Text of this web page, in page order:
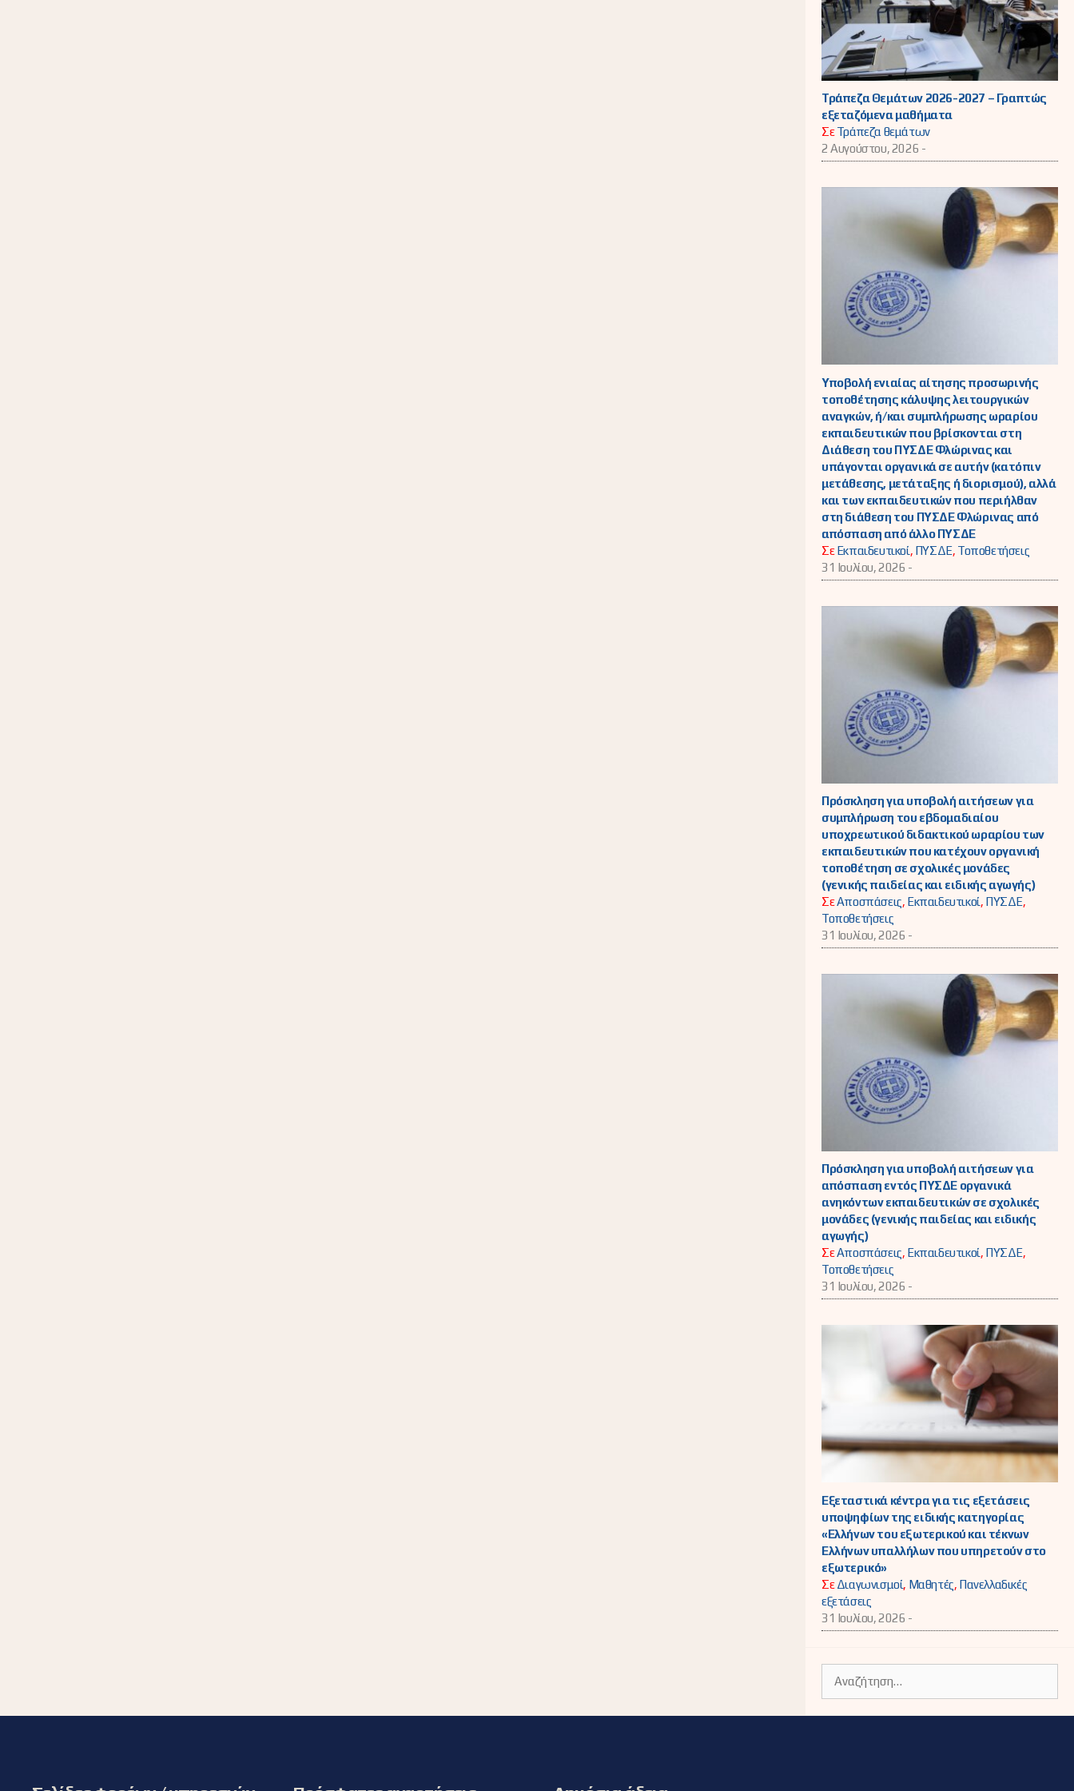
Τράπεζα Θεμάτων 2026-2027 – Γραπτώς
εξεταζόμενα μαθήματα
ΣεΤράπεζα θεμάτων
2 Αυγούστου, 2026 -
Υποβολή ενιαίας αίτησης προσωρινής
τοποθέτησης κάλυψης λειτουργικών
αναγκών, ή/και συμπλήρωσης ωραρίου
εκπαιδευτικών που βρίσκονται στη
Διάθεση του ΠΥΣΔΕ Φλώρινας και
υπάγονται οργανικά σε αυτήν (κατόπιν
μετάθεσης, μετάταξης ή διορισμού), αλλά
και των εκπαιδευτικών που περιήλθαν
στη διάθεση του ΠΥΣΔΕ Φλώρινας από
απόσπαση από άλλο ΠΥΣΔΕ
ΣεΕκπαιδευτικοί, ΠΥΣΔΕ, Τοποθετήσεις
31 Ιουλίου, 2026 -
Πρόσκληση για υποβολή αιτήσεων για
συμπλήρωση του εβδομαδιαίου
υποχρεωτικού διδακτικού ωραρίου των
εκπαιδευτικών που κατέχουν οργανική
τοποθέτηση σε σχολικές μονάδες
(γενικής παιδείας και ειδικής αγωγής)
ΣεΑποσπάσεις, Εκπαιδευτικοί, ΠΥΣΔΕ,
Τοποθετήσεις
31 Ιουλίου, 2026 -
Πρόσκληση για υποβολή αιτήσεων για
απόσπαση εντός ΠΥΣΔΕ οργανικά
ανηκόντων εκπαιδευτικών σε σχολικές
μονάδες (γενικής παιδείας και ειδικής
αγωγής)
ΣεΑποσπάσεις, Εκπαιδευτικοί, ΠΥΣΔΕ,
Τοποθετήσεις
31 Ιουλίου, 2026 -
Εξεταστικά κέντρα για τις εξετάσεις
υποψηφίων της ειδικής κατηγορίας
«Ελλήνων του εξωτερικού και τέκνων
Ελλήνων υπαλλήλων που υπηρετούν στο
εξωτερικό»
ΣεΔιαγωνισμοί, Μαθητές, Πανελλαδικές
εξετάσεις
31 Ιουλίου, 2026 -
για: